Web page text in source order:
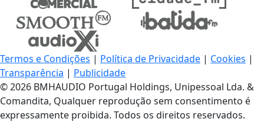
Termos e Condições | Política de Privacidade | Cookies |
Transparência | Publicidade
© 2026 BMHAUDIO Portugal Holdings, Unipessoal Lda. &
Comandita, Qualquer reprodução sem consentimento é
expressamente proibida. Todos os direitos reservados.